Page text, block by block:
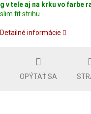
g v tele aj na krku vo farbe
slim fit strihu.
Detailné informácie
OPÝTAŤ SA